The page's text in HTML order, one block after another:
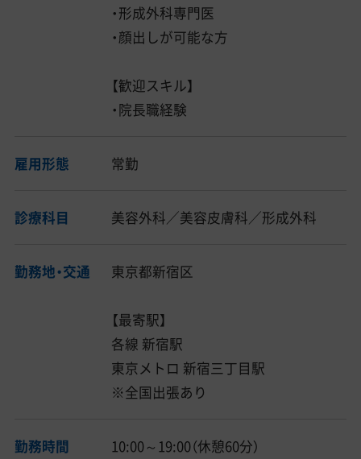
・形成外科専門医
・顔出しが可能な方
【歓迎スキル】
・院長職経験
雇用形態 常勤
診療科目 美容外科／美容皮膚科／形成外科
勤務地・交通 東京都新宿区
【最寄駅】
各線 新宿駅
東京メトロ 新宿三丁目駅
※全国出張あり
勤務時間
10:00～19:00（休憩60分）